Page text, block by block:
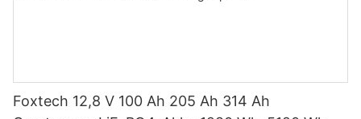
Foxtech 12,8 V 100 Ah 205 Ah 314 Ah